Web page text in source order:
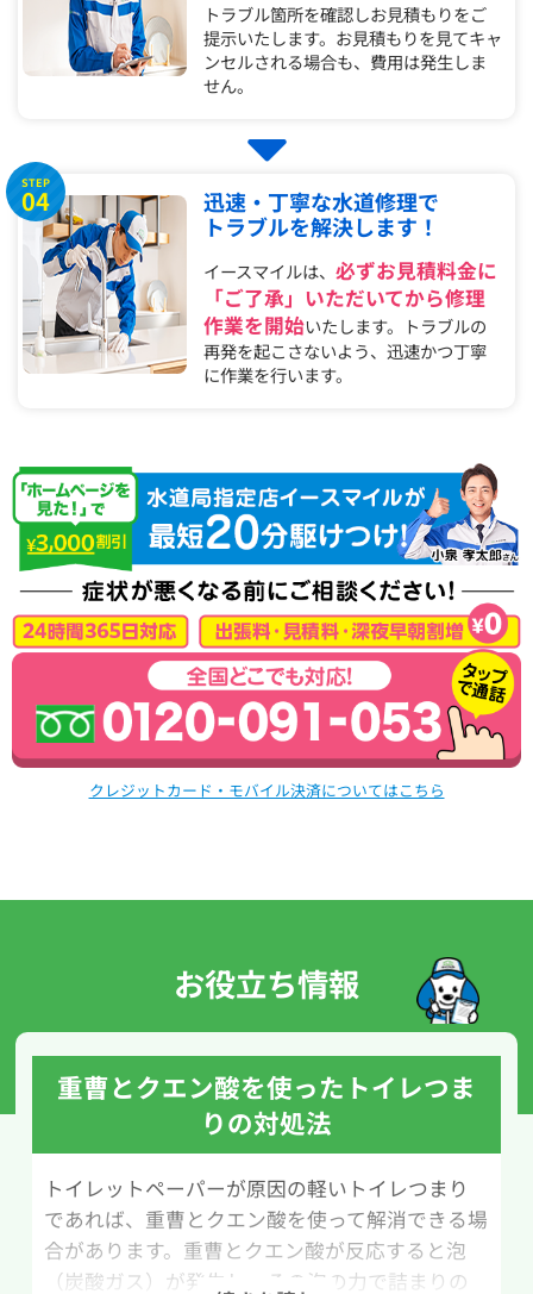
トラブル箇所を確認しお見積もりをご
提示いたします。お見積もりを見てキャ
ンセルされる場合も、費用は発生しま
せん。
STEP
04
迅速・丁寧な水道修理で
トラブルを解決します！
イースマイルは、必ずお見積料金に
「ご了承」いただいてから修理
作業を開始いたします。トラブルの
再発を起こさないよう、迅速かつ丁寧
に作業を行います。
クレジットカード・モバイル決済についてはこちら
お役立ち情報
重曹とクエン酸を使ったトイレつま
りの対処法
トイレットペーパーが原因の軽いトイレつまり
であれば、重曹とクエン酸を使って解消できる場
合があります。重曹とクエン酸が反応すると泡
（炭酸ガス）が発生し、その泡の力で詰まりの